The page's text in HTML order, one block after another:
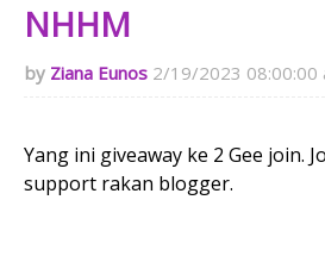
NHHM
Ziana Eunos 2/19/2023 08:00:00
Yang ini giveaway ke 2 Gee join.
support rakan blogger.